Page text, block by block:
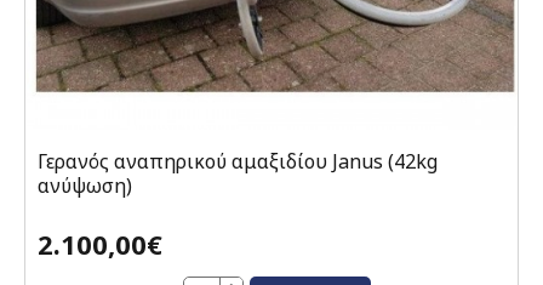
Γερανός αναπηρικού αμαξιδίου Janus (42kg
ανύψωση)
2.100,00€